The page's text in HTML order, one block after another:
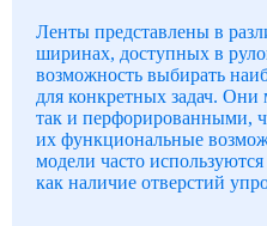
Ленты представлены в
ширинах, доступных в
возможность выбирать
для конкретных задач.
так и перфорированными,
их функциональные
модели часто
как наличие отверстий